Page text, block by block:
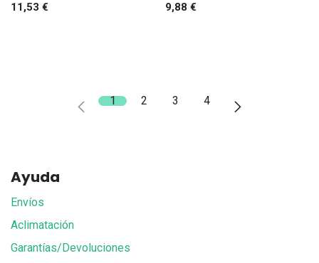
11,53 € 9,88 €
1 2 3 4
Ayuda
Envíos
Aclimatación
Garantías/Devoluciones